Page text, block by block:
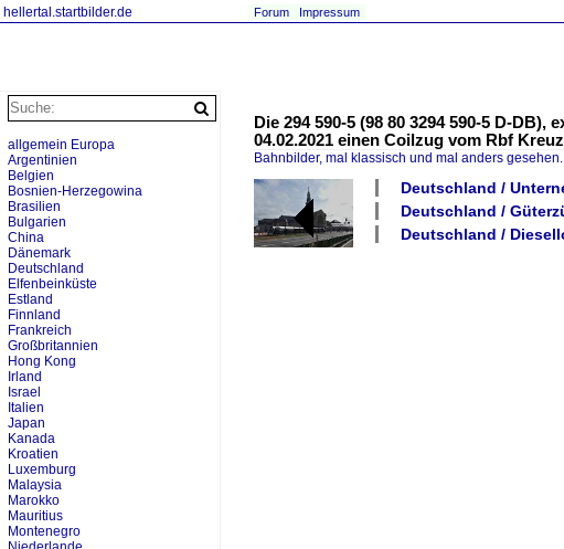
hellertal.startbilder.de Forum Impressum
Die 294 590-5 (98 80 3294 590-5 D-
04.02.2021 einen Coilzug vom Rbf
Bahnbilder, mal klassisch und mal anders gesehen.
Deutschland /
Deutschland /
Deutschland /
allgemein Europa
Argentinien
Belgien
Bosnien-Herzegowina
Brasilien
Bulgarien
China
Dänemark
Deutschland
Elfenbeinküste
Estland
Finnland
Frankreich
Großbritannien
Hong Kong
Irland
Israel
Italien
Japan
Kanada
Kroatien
Luxemburg
Malaysia
Marokko
Mauritius
Montenegro